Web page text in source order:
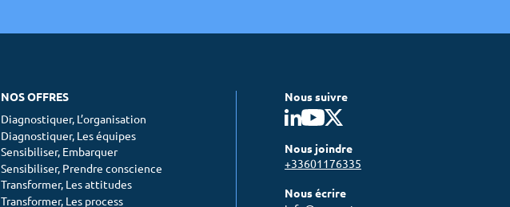
NOS OFFRES
Diagnostiquer, L’organisation
Diagnostiquer, Les équipes
Sensibiliser, Embarquer
Sensibiliser, Prendre conscience
Transformer, Les attitudes
Transformer, Les process
Nous suivre
Nous joindre
+33601176335
Nous écrire